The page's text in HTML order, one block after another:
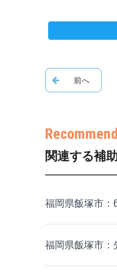
関連する補
福岡県飯塚市：
福岡県飯塚市：